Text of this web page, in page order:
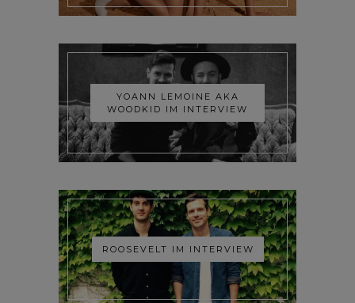
YOANN LEMOINE AKA
WOODKID IM INTERVIEW
ROOSEVELT IM INTERVIEW